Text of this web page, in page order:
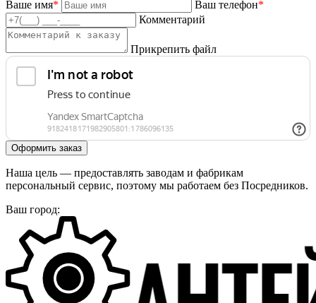
Ваше имя* Ваш телефон*
Комментарий
Прикрепить файл
Наша цель — предоставлять заводам и фабрикам
персональный сервис, поэтому мы работаем без Посредников.
Ваш город: